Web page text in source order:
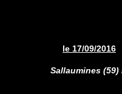
le 17/09/2016
Sallaumines